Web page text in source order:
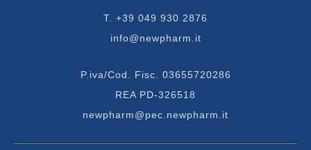
T. +39 049 930 2876
info@newpharm.it
P.iva/Cod. Fisc. 03655720286
REA PD-326518
newpharm@pec.newpharm.it